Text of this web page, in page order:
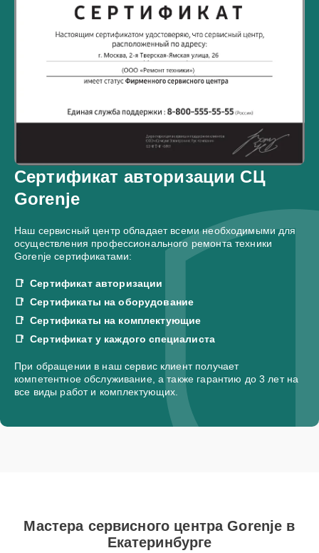
Сертификат авторизации СЦ
Gorenje
Наш сервисный центр обладает всеми необходимыми для
осуществления профессионального ремонта техники
Gorenje сертификатами:
Сертификат авторизации
Сертификаты на оборудование
Сертификаты на комплектующие
Сертификат у каждого специалиста
При обращении в наш сервис клиент получает
компетентное обслуживание, а также гарантию до 3 лет на
все виды работ и комплектующих.
Мастера сервисного центра Gorenje в
Екатеринбурге